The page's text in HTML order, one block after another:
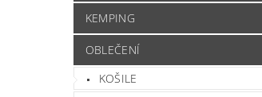
KEMPING
OBLEČENÍ
KOŠILE